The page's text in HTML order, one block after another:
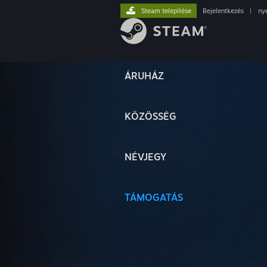
ÁRUHÁZ
KÖZÖSSÉG
NÉVJEGY
TÁMOGATÁS
Steam telepítése Bejelentkezés